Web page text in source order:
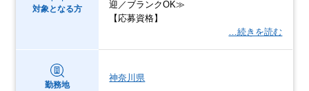
対象となる方
迎／ブランクOK≫
【応募資格】
…続きを読む
勤務地
神奈川県